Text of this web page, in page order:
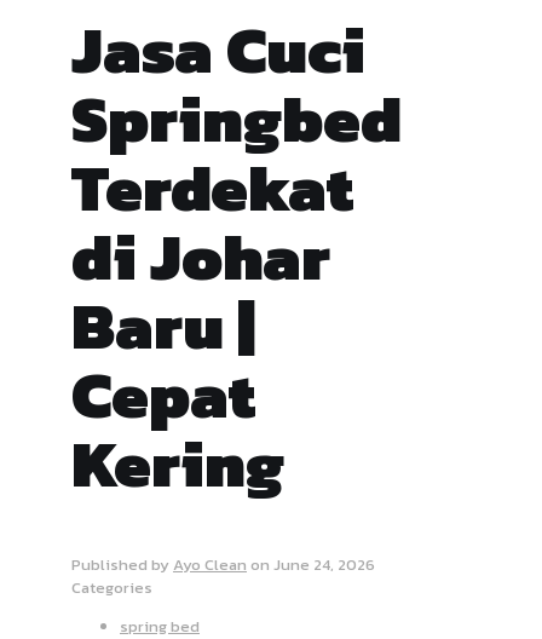
Jasa Cuci
Springbed
Terdekat
di Johar
Baru |
Cepat
Kering
Published by Ayo Clean on June 24, 2026
Categories
spring bed